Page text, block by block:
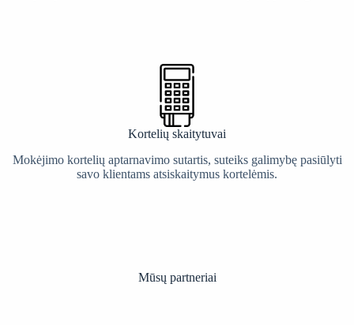
Kortelių skaitytuvai
Mokėjimo kortelių aptarnavimo sutartis, suteiks galimybę pasiūlyti
savo klientams atsiskaitymus kortelėmis.
Mūsų partneriai